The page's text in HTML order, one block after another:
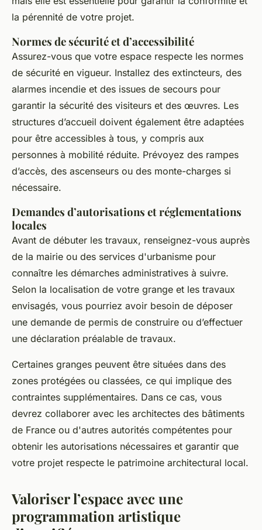
la pérennité de votre projet.
Normes de sécurité et d’accessibilité
Assurez-vous que votre espace respecte les normes
de sécurité en vigueur. Installez des extincteurs, des
alarmes incendie et des issues de secours pour
garantir la sécurité des visiteurs et des œuvres. Les
structures d’accueil doivent également être adaptées
pour être accessibles à tous, y compris aux
personnes à mobilité réduite. Prévoyez des rampes
d’accès, des ascenseurs ou des monte-charges si
nécessaire.
Demandes d’autorisations et réglementations
locales
Avant de débuter les travaux, renseignez-vous auprès
de la mairie ou des services d'urbanisme pour
connaître les démarches administratives à suivre.
Selon la localisation de votre grange et les travaux
envisagés, vous pourriez avoir besoin de déposer
une demande de permis de construire ou d’effectuer
une déclaration préalable de travaux.
Certaines granges peuvent être situées dans des
zones protégées ou classées, ce qui implique des
contraintes supplémentaires. Dans ce cas, vous
devrez collaborer avec les architectes des bâtiments
de France ou d'autres autorités compétentes pour
obtenir les autorisations nécessaires et garantir que
votre projet respecte le patrimoine architectural local.
Valoriser l’espace avec une
programmation artistique